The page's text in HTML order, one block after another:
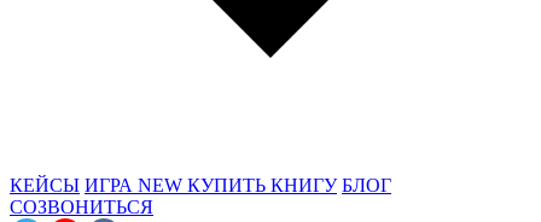
КЕЙСЫ ИГРА NEW КУПИТЬ КНИГУ БЛОГ
СОЗВОНИТЬСЯ